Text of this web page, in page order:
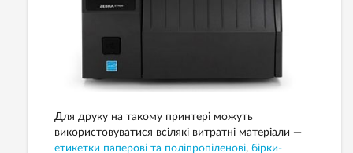
Для друку на такому принтері можуть
використовуватися всілякі витратні матеріали —
етикетки паперові та поліпропіленові, бірки-